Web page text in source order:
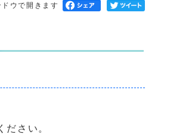
ウで開きます
さい。